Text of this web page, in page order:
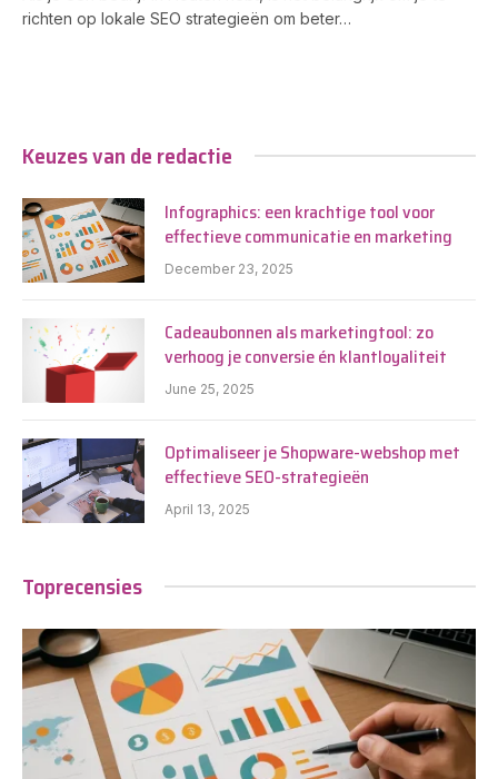
richten op lokale SEO strategieën om beter…
Keuzes van de redactie
Infographics: een krachtige tool voor
effectieve communicatie en marketing
December 23, 2025
Cadeaubonnen als marketingtool: zo
verhoog je conversie én klantloyaliteit
June 25, 2025
Optimaliseer je Shopware-webshop met
effectieve SEO-strategieën
April 13, 2025
Toprecensies